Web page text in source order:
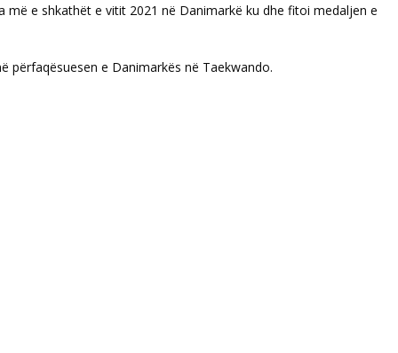
e shkathët e vitit 2021 në Danimarkë ku dhe fitoi medaljen e
përfaqësuesen e Danimarkës në Taekwando.